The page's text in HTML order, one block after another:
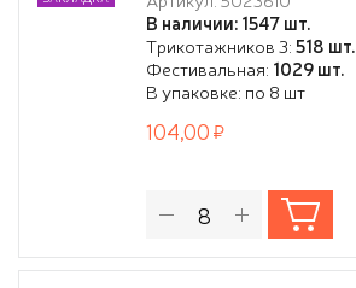
В наличии: 1547 шт.
Трикотажников 3:518 шт.
Фестивальная: 1029 шт.
В упаковке: по 8 шт
104,00